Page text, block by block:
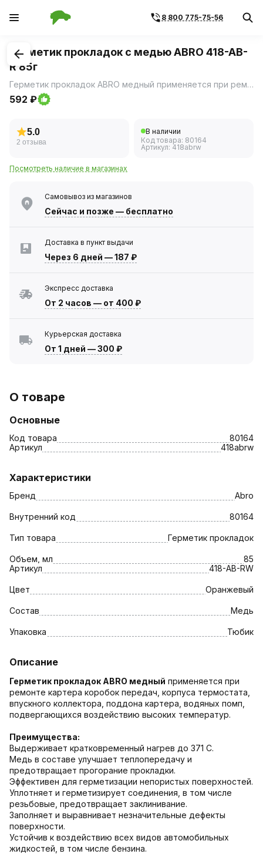
8 800 775-75-56
1/1
Герметик прокладок с медью ABRO 418-AB-
R 85г
Герметик прокладок ABRO медный применяется при ремонте картера коробок передач, корпуса термостата, впускного коллектора, поддона картера, водяных помп, подвергающихся воздействию высоких температур.
592 ₽
5.0
2 отзыва
В наличии
Код товара: 80164
Артикул: 418abrw
Посмотреть наличие в магазинах
Самовывоз из магазинов
Сейчас и позже — бесплатно
Доставка в пункт выдачи
Через 6 дней —187 ₽
Экспресс доставка
От 2 часов — от 400 ₽
Курьерская доставка
От 1 дней —300 ₽
О товаре
Основные
Код товара
80164
Артикул
418abrw
Характеристики
Бренд Abro
Внутренний код 80164
Тип товара Герметик прокладок
Объем, мл
85
Артикул
418-AB-RW
Цвет Оранжевый
Состав Медь
Упаковка Тюбик
Описание
Герметик прокладок ABRO медный применяется при
ремонте картера коробок передач, корпуса термостата,
впускного коллектора, поддона картера, водяных помп,
подвергающихся воздействию высоких температур.
Преимущества:
Выдерживает кратковременный нагрев до 371 С.
Медь в составе улучшает теплопередачу и
предотвращает прогорание прокладки.
Эффективен для герметизации непористых поверхностей.
Уплотняет и герметизирует соединения, в том числе
резьбовые, предотвращает заклинивание.
Заполняет и выравнивает незначительные дефекты
поверхности.
Устойчив к воздействию всех видов автомобильных
жидкостей, в том числе бензина.